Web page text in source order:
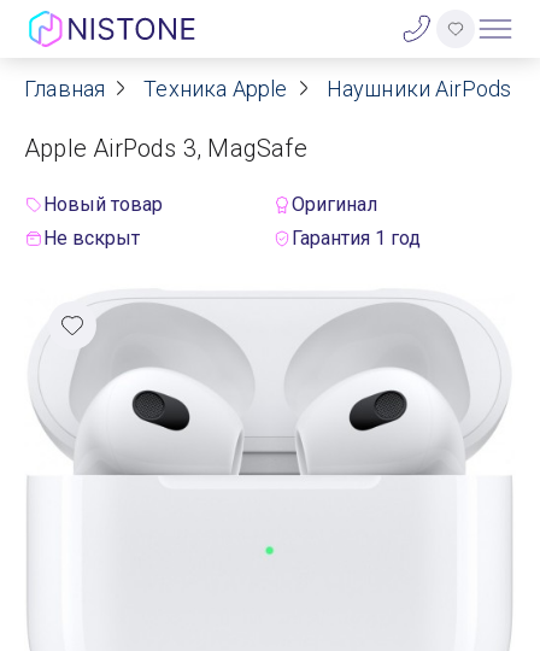
Акции
О нас
Контакты
Гарантия
Главная Техника Apple Наушники AirPods
Apple AirPods 3, MagSafe
Новый товар
Оригинал
Не вскрыт
Гарантия 1 год